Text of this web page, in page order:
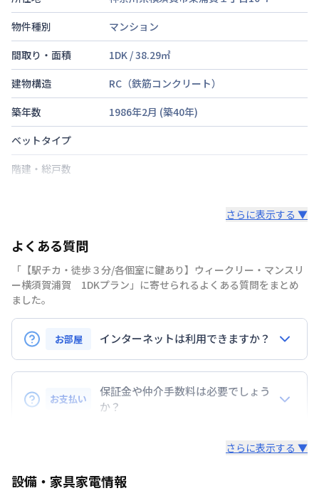
物件種別
マンション
間取り・面積
1DK /38.29㎡
建物構造
RC（鉄筋コンクリート）
築年数
1986年2月 (築40年)
ベットタイプ
階建・総戸数
禁煙・喫煙
交通
京浜急行電鉄本線 浦賀駅 徒歩3分
駐車場
なし
情報更新日 2026年7月26日
さらに表示する ▼
よくある質問
「【駅チカ・徒歩３分/各個室に鍵あり】ウィークリー・マンスリ
ー横須賀浦賀 1DKプラン」に寄せられるよくある質問をまとめ
ました。
お部屋 インターネットは利用できますか？
インターネットご利用希望の場合は、レンタルWi-
Fi（別途有料）をご案内しております。
【速度制限について】
日18時～深夜1時まで速度が低速化いたします。
お支払い
保証金や仲介手数料は必要でしょう
か？
さらに表示する ▼
設備・家具家電情報